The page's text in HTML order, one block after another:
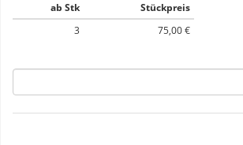
ab Stk
Stückpreis
3
75,00 €